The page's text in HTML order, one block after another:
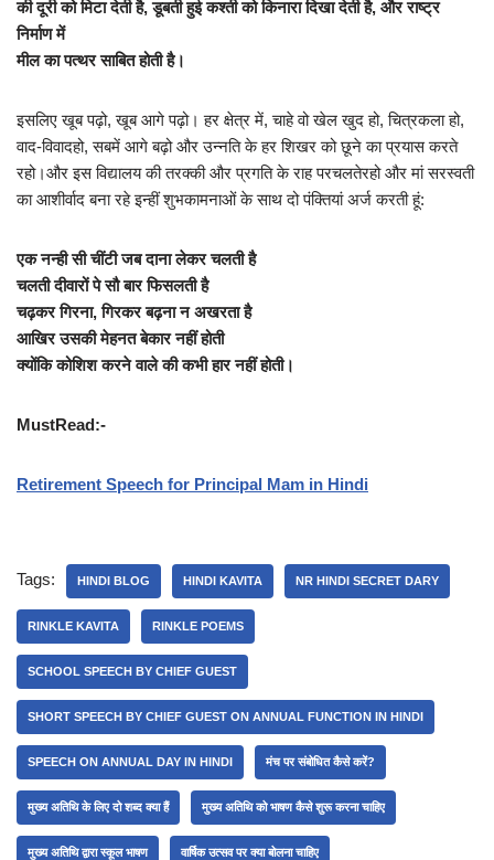
की दूरी को मिटा देती है, डूबती हुई कश्ती को किनारा दिखा देती है, और राष्ट्र
निर्माण में
मील का पत्थर साबित होती है।
इसलिए खूब पढ़ो, खूब आगे पढ़ो। हर क्षेत्र में, चाहे वो खेल खुद हो, चित्रकला हो,
वाद-विवादहो, सबमें आगे बढ़ो और उन्नति के हर शिखर को छूने का प्रयास करते
रहो।और इस विद्यालय की तरक्की और प्रगति के राह परचलतेरहो और मां सरस्वती
का आशीर्वाद बना रहे इन्हीं शुभकामनाओं के साथ दो पंक्तियां अर्ज करती हूं:
एक नन्ही सी चींटी जब दाना लेकर चलती है
चलती दीवारों पे सौ बार फिसलती है
चढ़कर गिरना, गिरकर बढ़ना न अखरता है
आखिर उसकी मेहनत बेकार नहीं होती
क्योंकि कोशिश करने वाले की कभी हार नहीं होती।
MustRead:-
Retirement Speech for Principal Mam in Hindi
Tags: HINDI BLOG HINDI KAVITA NR HINDI SECRET DARY
RINKLE KAVITA RINKLE POEMS
SCHOOL SPEECH BY CHIEF GUEST
SHORT SPEECH BY CHIEF GUEST ON ANNUAL FUNCTION IN HINDI
SPEECH ON ANNUAL DAY IN HINDI मंच पर संबोधित कैसे करें?
मुख्य अतिथि के लिए दो शब्द क्या हैं मुख्य अतिथि को भाषण कैसे शुरू करना चाहिए
मुख्य अतिथि द्वारा स्कूल भाषण वार्षिक उत्सव पर क्या बोलना चाहिए